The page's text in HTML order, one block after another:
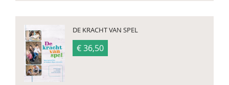
DE KRACHT VAN SPEL
€ 36,50